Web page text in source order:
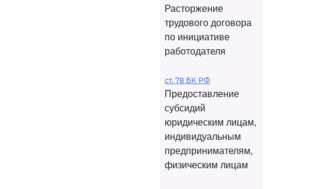
Расторжение
трудового договора
по инициативе
работодателя
ст. 78 БК РФ
Предоставление
субсидий
юридическим лицам,
индивидуальным
предпринимателям,
физическим лицам